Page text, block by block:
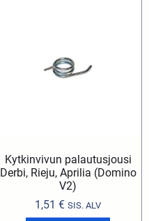
Kytkinvivun palautusjousi
Derbi, Rieju, Aprilia (Domino
V2)
1,51 € SIS. ALV